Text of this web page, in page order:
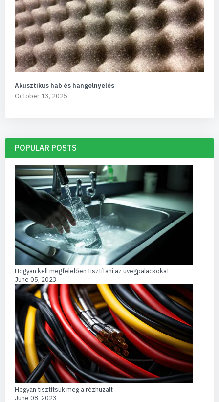
Akusztikus hab és hangelnyelés
October 13, 2025
POPULAR POSTS
Hogyan kell megfelelően tisztítani az üvegpalackokat
June 05, 2023
Hogyan tisztítsuk meg a rézhuzalt
June 08, 2023